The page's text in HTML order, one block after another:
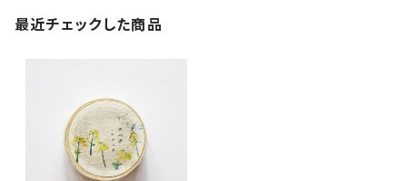
最近チェックした商品